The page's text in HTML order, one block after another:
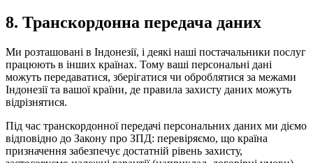
8. Транскордонна передача даних
Ми розташовані в Індонезії, і деякі наші постачальники послуг
працюють в інших країнах. Тому ваші персональні дані
можуть передаватися, зберігатися чи оброблятися за межами
Індонезії та вашої країни, де правила захисту даних можуть
відрізнятися.
Під час транскордонної передачі персональних даних ми діємо
відповідно до Закону про ЗПД: перевіряємо, що країна
призначення забезпечує достатній рівень захисту,